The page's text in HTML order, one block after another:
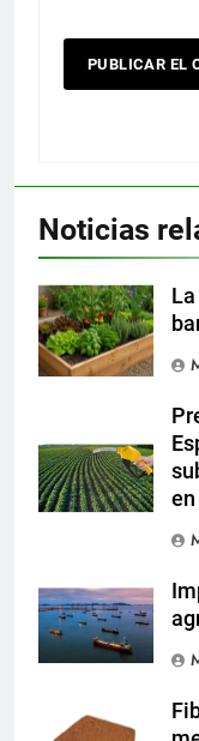
Noticias